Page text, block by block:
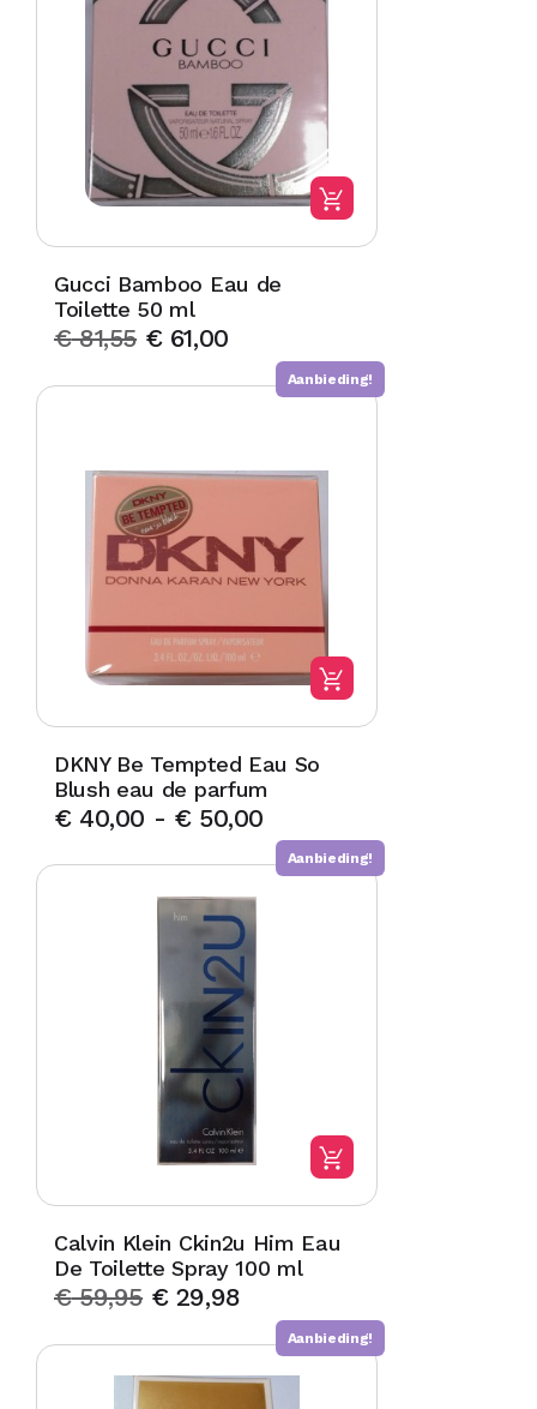
Gucci Bamboo Eau de
Toilette 50 ml
€81,55 €61,00
Aanbieding!
DKNY Be Tempted Eau So
Blush eau de parfum
€40,00 - €50,00
Aanbieding!
Calvin Klein Ckin2u Him Eau
De Toilette Spray 100 ml
€59,95 €29,98
Aanbieding!